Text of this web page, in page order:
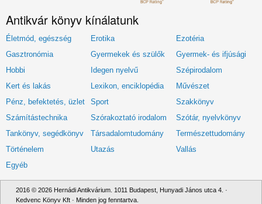
Antikvár könyv kínálatunk
Életmód, egészség Erotika
Ezotéria
Gasztronómia
Gyermekek és szülők
Gyermek- és ifjúsági
Hobbi
Idegen nyelvű
Szépirodalom
Kert és lakás
Lexikon, enciklopédia
Művészet
Pénz, befektetés, üzlet
Sport
Szakkönyv
Számítástechnika
Szórakoztató irodalom
Szótár, nyelvkönyv
Tankönyv, segédkönyv
Társadalomtudomány
Természettudomány
Történelem
Utazás
Vallás
Egyéb
2016 © 2026 Hernádi Antikvárium. 1011 Budapest, Hunyadi János utca 4. ·
Kedvenc Könyv Kft · Minden jog fenntartva.